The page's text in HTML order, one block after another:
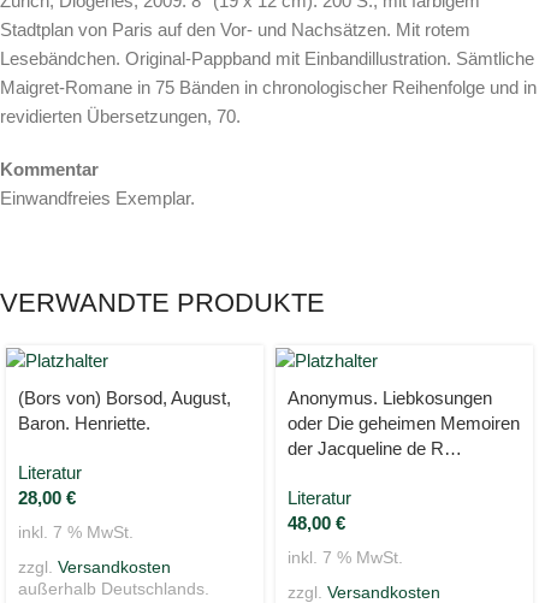
Stadtplan von Paris auf den Vor- und Nachsätzen. Mit rotem
Lesebändchen. Original-Pappband mit Einbandillustration. Sämtliche
Maigret-Romane in 75 Bänden in chronologischer Reihenfolge und in
revidierten Übersetzungen, 70.
Kommentar
Einwandfreies Exemplar.
VERWANDTE PRODUKTE
(Bors von) Borsod, August,
Baron. Henriette.
Literatur
28,00 €
inkl. 7 % MwSt.
zzgl. Versandkosten
außerhalb Deutschlands.
Anonymus. Liebkosungen
oder Die geheimen Memoiren
der Jacqueline de R…
Literatur
48,00 €
inkl. 7 % MwSt.
zzgl. Versandkosten